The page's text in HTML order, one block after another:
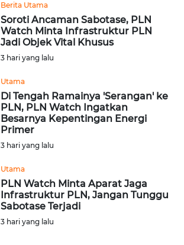
Berita Utama
Soroti Ancaman Sabotase, PLN
Watch Minta Infrastruktur PLN
Jadi Objek Vital Khusus
3 hari yang lalu
Utama
Di Tengah Ramainya 'Serangan' ke
PLN, PLN Watch Ingatkan
Besarnya Kepentingan Energi
Primer
3 hari yang lalu
Utama
PLN Watch Minta Aparat Jaga
Infrastruktur PLN, Jangan Tunggu
Sabotase Terjadi
3 hari yang lalu